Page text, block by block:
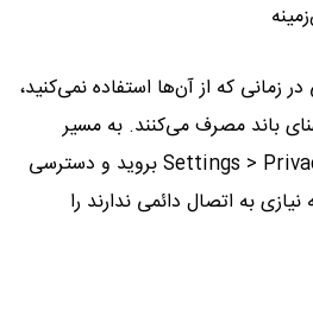
زمانی که از آن‌ها استفاده نمی‌کنید،
باند مصرف می‌کنند. به مسیر
Settings > Privacy > Background apps بروید و دسترسی
به اتصال دائمی ندارند را